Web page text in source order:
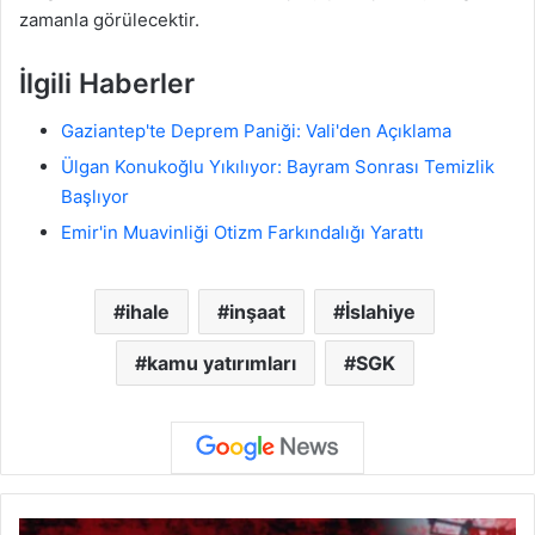
zamanla görülecektir.
İlgili Haberler
Gaziantep'te Deprem Paniği: Vali'den Açıklama
Ülgan Konukoğlu Yıkılıyor: Bayram Sonrası Temizlik
Başlıyor
Emir'in Muavinliği Otizm Farkındalığı Yarattı
ihale inşaat İslahiye
kamu yatırımları SGK
M